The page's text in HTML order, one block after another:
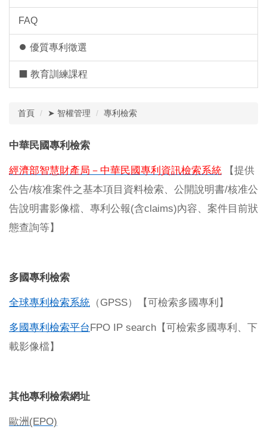
FAQ
⏺︎ 優質專利徵選
⬛ 教育訓練課程
首頁 ➤ 智權管理 專利檢索
中華民國專利檢索
經濟部智慧財產局－中華民國專利資訊檢索系統
【提供
公告/核准案件之基本項目資料檢索、公開說明書/核准公
告說明書影像檔、專利公報(含claims)內容、案件目前狀
態查詢等】
多國專利檢索
全球專利檢索系統 （GPSS）【可檢索多國專利】
多國專利檢索平台FPO IP search 【可檢索多國專利、下
載影像檔】
其他專利檢索網址
歐洲 (EPO)